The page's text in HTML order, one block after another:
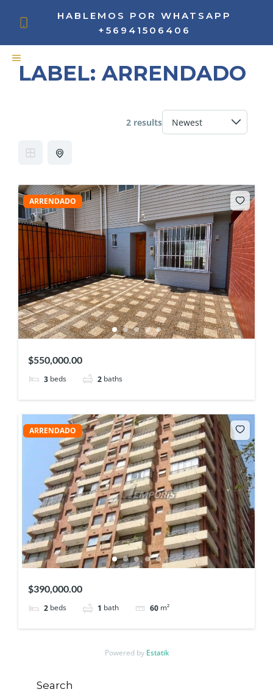
HABLEMOS POR WHATSAPP
+56941506406
MENU
LABEL:ARRENDADO
2 results
ARRENDADO
$550,000.00
3beds 2baths
ARRENDADO
$390,000.00
2beds 1 bath 60m²
Powered by Estatik
Search